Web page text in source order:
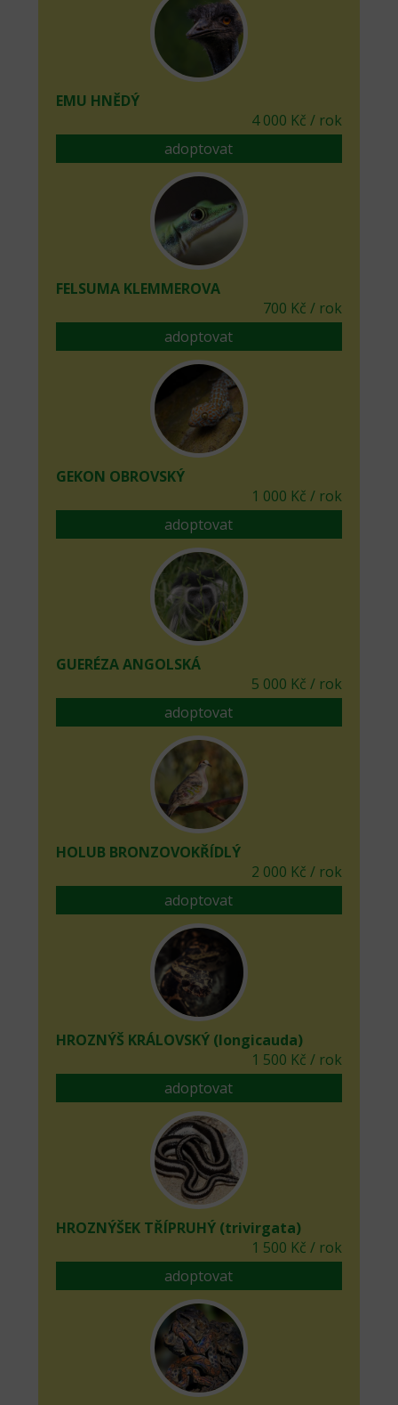
EMU HNĚDÝ
4 000 Kč / rok
adoptovat
FELSUMA KLEMMEROVA
700 Kč / rok
adoptovat
GEKON OBROVSKÝ
1 000 Kč / rok
adoptovat
GUERÉZA ANGOLSKÁ
5 000 Kč / rok
adoptovat
HOLUB BRONZOVOKŘÍDLÝ
2 000 Kč / rok
adoptovat
HROZNÝŠ KRÁLOVSKÝ (longicauda)
1 500 Kč / rok
adoptovat
HROZNÝŠEK TŘÍPRUHÝ (trivirgata)
1 500 Kč / rok
adoptovat